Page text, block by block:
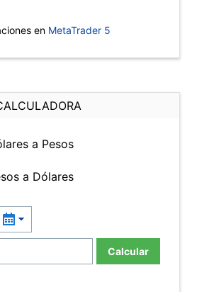
en MetaTrader 5
a Pesos
a Dólares
Calcular